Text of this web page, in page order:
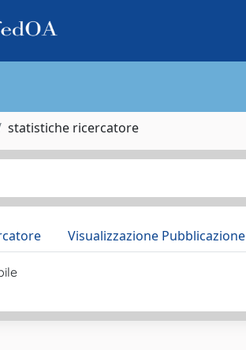
statistiche ricercatore
Visualizzazione Pubblicazione